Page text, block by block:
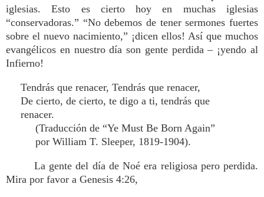
iglesias. Esto es cierto hoy en muchas iglesias
“conservadoras.” “No debemos de tener sermones fuertes
sobre el nuevo nacimiento,” ¡dicen ellos! Así que muchos
evangélicos en nuestro día son gente perdida – ¡yendo al
Infierno!
Tendrás que renacer, Tendrás que renacer,
De cierto, de cierto, te digo a ti, tendrás que
renacer.
(Traducción de “Ye Must Be Born Again”
por William T. Sleeper, 1819-1904).
La gente del día de Noé era religiosa pero perdida.
Mira por favor a Genesis 4:26,